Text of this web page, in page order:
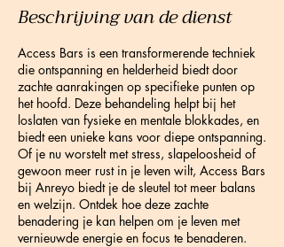
Beschrijving van de dienst
Access Bars is een transformerende techniek
die ontspanning en helderheid biedt door
zachte aanrakingen op specifieke punten op
het hoofd. Deze behandeling helpt bij het
loslaten van fysieke en mentale blokkades, en
biedt een unieke kans voor diepe ontspanning.
Of je nu worstelt met stress, slapeloosheid of
gewoon meer rust in je leven wilt, Access Bars
bij Anreyo biedt je de sleutel tot meer balans
en welzijn. Ontdek hoe deze zachte
benadering je kan helpen om je leven met
vernieuwde energie en focus te benaderen.